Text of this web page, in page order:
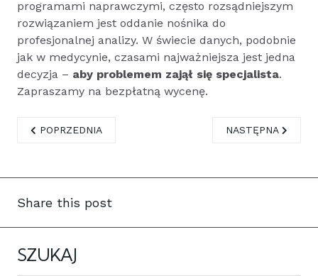
programami naprawczymi, często rozsądniejszym
rozwiązaniem jest oddanie nośnika do
profesjonalnej analizy. W świecie danych, podobnie
jak w medycynie, czasami najważniejsza jest jedna
decyzja – aby problemem zajął się specjalista.
Zapraszamy na bezpłatną wycenę.
POPRZEDNIA STRONA: CZŁOWIEK – NAJSŁABSZE
POPRZEDNIA NASTĘPNA
NASTĘPNA
Share this post
SZUKAJ